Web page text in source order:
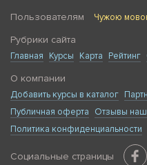
Пользователям Чужою
Рубрики сайта
Главная Курсы Карта Рейтинг
О компании
Добавить курсы в каталог
Публичная оферта
Отзывы
Политика конфиденциальности
Социальные страницы